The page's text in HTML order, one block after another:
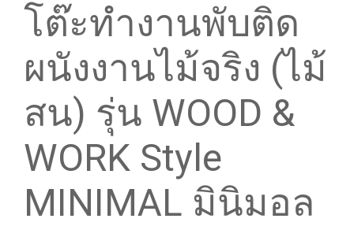
โต๊ะทำงานพับติด
ผนังงานไม้จริง (ไม้
สน) รุ่น WOOD &
WORK Style
MINIMAL มินิมอล